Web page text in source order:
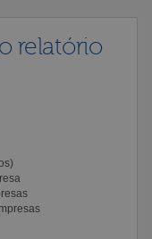
relatório